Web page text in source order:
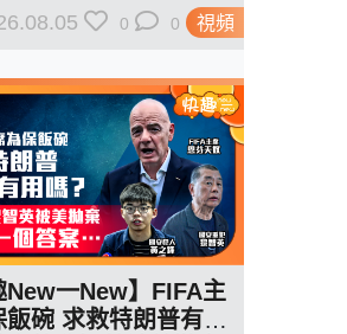
視頻
迴
0 0
New一New】FIFA主
飯碗 求救特朗普有用